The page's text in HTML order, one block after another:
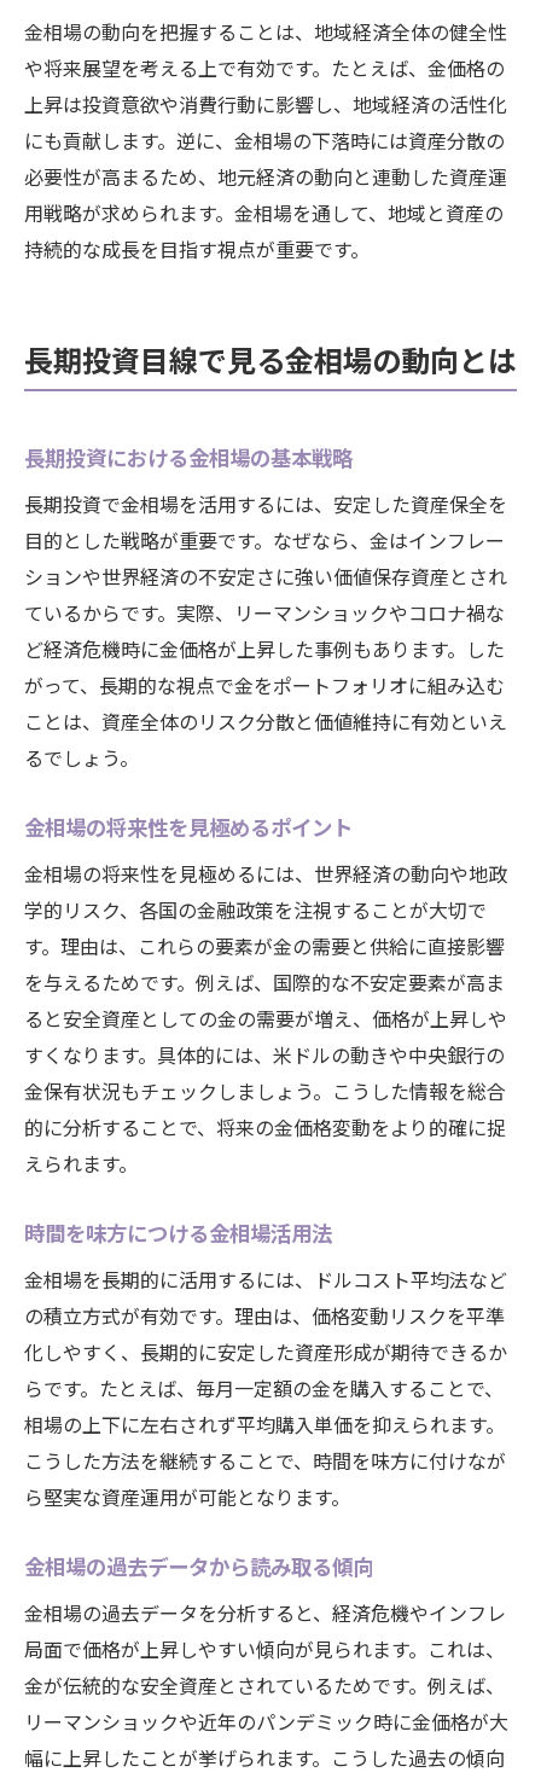
金相場の動向を把握することは、地域経済全体の健全性
や将来展望を考える上で有効です。たとえば、金価格の
上昇は投資意欲や消費行動に影響し、地域経済の活性化
にも貢献します。逆に、金相場の下落時には資産分散の
必要性が高まるため、地元経済の動向と連動した資産運
用戦略が求められます。金相場を通して、地域と資産の
持続的な成長を目指す視点が重要です。
長期投資目線で見る金相場の動向とは
長期投資における金相場の基本戦略
長期投資で金相場を活用するには、安定した資産保全を
目的とした戦略が重要です。なぜなら、金はインフレー
ションや世界経済の不安定さに強い価値保存資産とされ
ているからです。実際、リーマンショックやコロナ禍な
ど経済危機時に金価格が上昇した事例もあります。した
がって、長期的な視点で金をポートフォリオに組み込む
ことは、資産全体のリスク分散と価値維持に有効といえ
るでしょう。
金相場の将来性を見極めるポイント
金相場の将来性を見極めるには、世界経済の動向や地政
学的リスク、各国の金融政策を注視することが大切で
す。理由は、これらの要素が金の需要と供給に直接影響
を与えるためです。例えば、国際的な不安定要素が高ま
ると安全資産としての金の需要が増え、価格が上昇しや
すくなります。具体的には、米ドルの動きや中央銀行の
金保有状況もチェックしましょう。こうした情報を総合
的に分析することで、将来の金価格変動をより的確に捉
えられます。
時間を味方につける金相場活用法
金相場を長期的に活用するには、ドルコスト平均法など
の積立方式が有効です。理由は、価格変動リスクを平準
化しやすく、長期的に安定した資産形成が期待できるか
らです。たとえば、毎月一定額の金を購入することで、
相場の上下に左右されず平均購入単価を抑えられます。
こうした方法を継続することで、時間を味方に付けなが
ら堅実な資産運用が可能となります。
金相場の過去データから読み取る傾向
金相場の過去データを分析すると、経済危機やインフレ
局面で価格が上昇しやすい傾向が見られます。これは、
金が伝統的な安全資産とされているためです。例えば、
リーマンショックや近年のパンデミック時に金価格が大
幅に上昇したことが挙げられます。こうした過去の傾向